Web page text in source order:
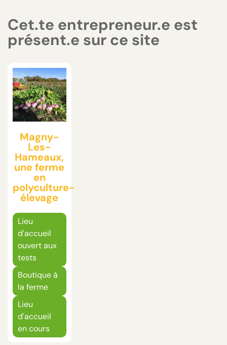
Cet.te entrepreneur.e est
présent.e sur ce site
Magny-
Les-
Hameaux,
une ferme
en
polyculture-
élevage
Lieu
d'accueil
ouvert aux
tests
Boutique à
la ferme
Lieu
d'accueil
en cours